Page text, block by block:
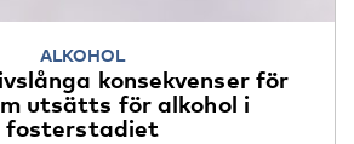
ALKOHOL
konsekvenser för
utsätts för alkohol i
fosterstadiet